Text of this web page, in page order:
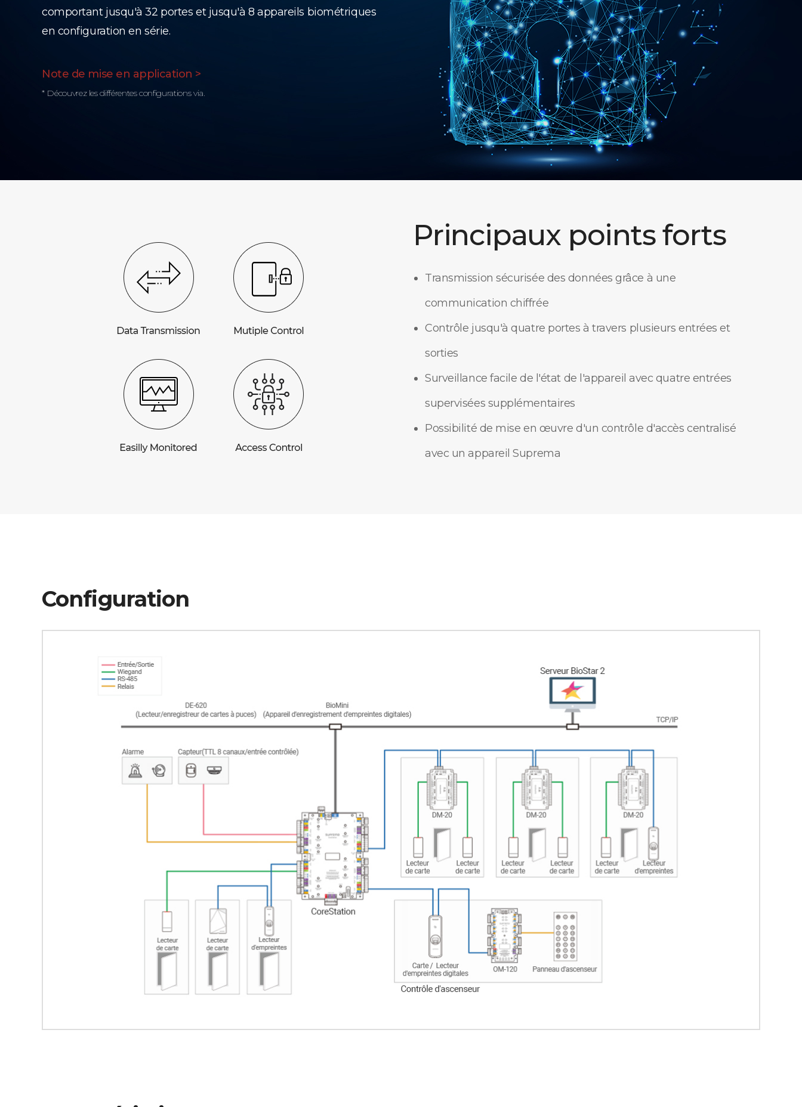
comportant jusqu'à 32 portes et jusqu'à 8 appareils biométriques
en configuration en série.
Note de mise en application >
* Découvrez les différentes configurations via.
Principaux points forts
Transmission sécurisée des données grâce à une
communication chiffrée
Contrôle jusqu'à quatre portes à travers plusieurs entrées et
sorties
Surveillance facile de l'état de l'appareil avec quatre entrées
supervisées supplémentaires
Possibilité de mise en œuvre d'un contrôle d'accès centralisé
avec un appareil Suprema
Configuration